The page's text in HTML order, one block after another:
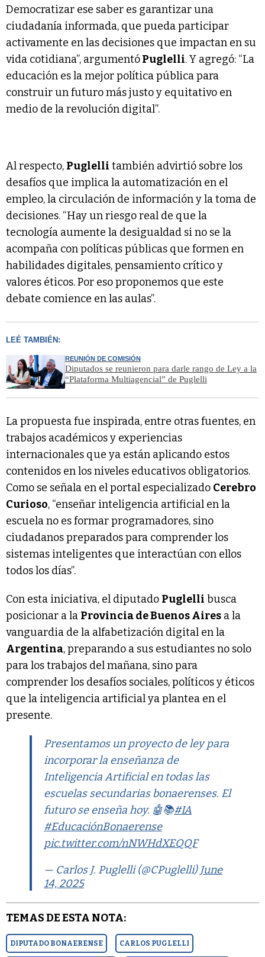
Democratizar ese saber es garantizar una
ciudadanía informada, que pueda participar
activamente en las decisiones que impactan en su
vida cotidiana”, argumentóPuglelli. Y agregó: “La
educación es la mejor política pública para
construir un futuro más justo y equitativo en
medio de la revolución digital”.
Al respecto, Puglelli también advirtió sobre los
desafíos que implica la automatización en el
empleo, la circulación de información y la toma de
decisiones. “Hay un riesgo real de que la
tecnología aumente la desigualdad si no se la
acompaña con políticas públicas que formen en
habilidades digitales, pensamiento crítico y
valores éticos. Por eso proponemos que este
debate comience en las aulas”.
LEÉ TAMBIÉN:
REUNIÓN DE COMISIÓN
Diputados se reunieron para darle rango de Ley a la
“Plataforma Multiagencial” de Puglelli
La propuesta fue inspirada, entre otras fuentes, en
trabajos académicos y experiencias
internacionales que ya están aplicando estos
contenidos en los niveles educativos obligatorios.
Como se señala en el portal especializado Cerebro
Curioso, “enseñar inteligencia artificial en la
escuela no es formar programadores, sino
ciudadanos preparados para comprender los
sistemas inteligentes que interactúan con ellos
todos los días”.
Con esta iniciativa, el diputado Puglelli busca
posicionar a la Provincia de Buenos Aires a la
vanguardia de la alfabetización digital en la
Argentina, preparando a sus estudiantes no solo
para los trabajos del mañana, sino para
comprender los desafíos sociales, políticos y éticos
que la inteligencia artificial ya plantea en el
presente.
Presentamos un proyecto de ley para
incorporar la enseñanza de
Inteligencia Artificial en todas las
escuelas secundarias bonaerenses. El
futuro se enseña hoy. 🤖📚#IA
#EducaciónBonaerense
pic.twitter.com/nNWHdXEQQF
— Carlos J. Puglelli (@CPuglelli) June
14, 2025
TEMAS DE ESTA NOTA:
DIPUTADO BONAERENSE CARLOS PUGLELLI